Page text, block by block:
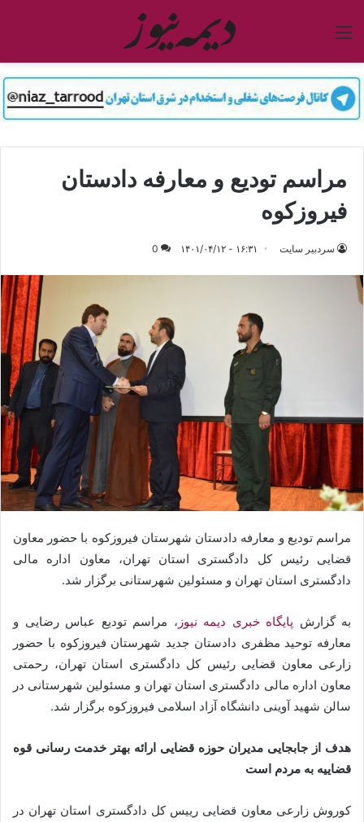
منو
مراسم تودیع و معارفه دادستان
فیروزکوه
سردبیر سایت ۱۶:۳۱ - ۱۴۰۱/۰۴/۱۲ 0
مراسم تودیع و معارفه دادستان شهرستان فیروزکوه با حضور معاون
قضایی رئیس کل دادگستری استان تهران، معاون اداره مالی
دادگستری استان تهران و مسئولین شهرستانی برگزار شد.
به گزارش پایگاه خبری دیمه نیوز ، مراسم تودیع عباس رضایی و
معارفه توحید مظفری دادستان جدید شهرستان فیروزکوه با حضور
زارعی معاون قضایی رئیس کل دادگستری استان تهران، رحمتی
معاون اداره مالی دادگستری استان تهران و مسئولین شهرستانی در
سالن شهید آوینی دانشگاه آزاد اسلامی فیروزکوه برگزار شد.
هدف از جابجایی مدیران حوزه قضایی ارائه بهتر خدمت رسانی قوه
قضاییه به مردم است
کوروش زارعی معاون قضایی رییس کل دادگستری استان تهران در